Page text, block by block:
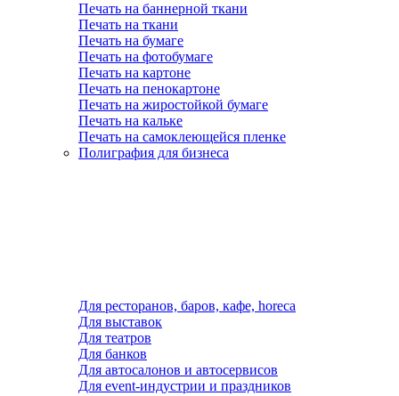
Печать на баннерной ткани
Печать на ткани
Печать на бумаге
Печать на фотобумаге
Печать на картоне
Печать на пенокартоне
Печать на жиростойкой бумаге
Печать на кальке
Печать на самоклеющейся пленке
Полиграфия для бизнеса
Для ресторанов, баров, кафе, horeca
Для выставок
Для театров
Для банков
Для автосалонов и автосервисов
Для event-индустрии и праздников